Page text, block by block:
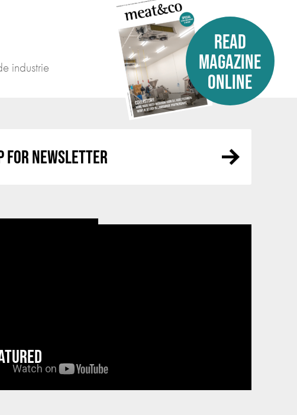
industrie
READ
MAGAZINE
ONLINE
FOR NEWSLETTER